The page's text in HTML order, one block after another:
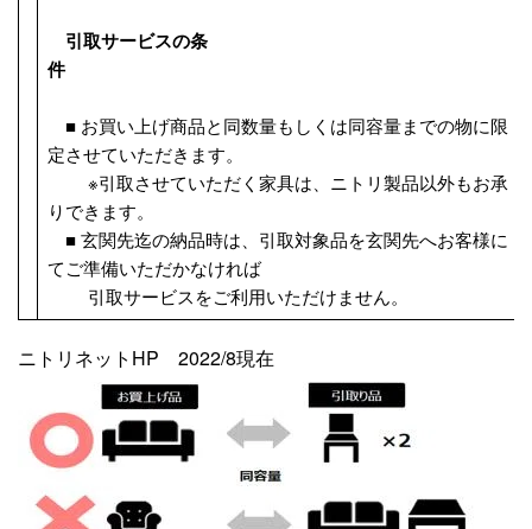
引取サービスの条
件
■ お買い上げ商品と同数量もしくは同容量までの物に限
定させていただきます。
※引取させていただく家具は、ニトリ製品以外もお承
りできます。
■ 玄関先迄の納品時は、引取対象品を玄関先へお客様に
てご準備いただかなければ
引取サービスをご利用いただけません。
ニトリネットHP 2022/8現在